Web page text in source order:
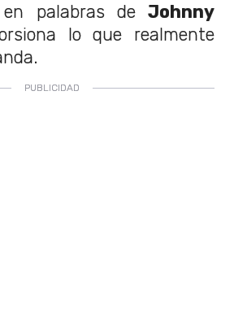
palabras de Johnny
lo que realmente